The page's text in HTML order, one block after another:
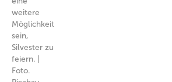
weitere
Möglichkeit
sein,
Silvester zu
feiern. |
Foto.